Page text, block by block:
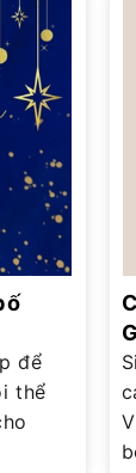
để
thể